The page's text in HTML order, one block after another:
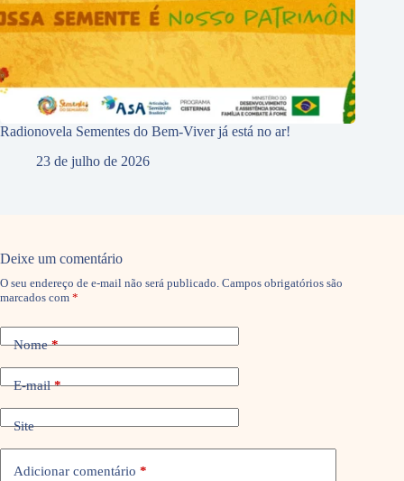
Radionovela Sementes do Bem-Viver já está no ar!
23 de julho de 2026
Deixe um comentário
O seu endereço de e-mail não será publicado. Campos obrigatórios são
marcados com *
Nome*
E-mail*
Site
Adicionar comentário *